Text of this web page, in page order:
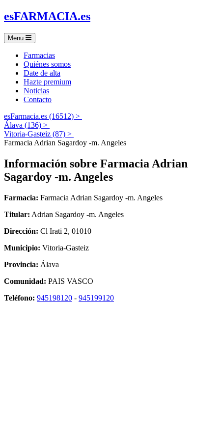
esFARMACIA.es
Menu
Farmacias
Quiénes somos
Date de alta
Hazte premium
Noticias
Contacto
esFarmacia.es (16512) >
Álava (136) >
Vitoria-Gasteiz (87) >
Farmacia Adrian Sagardoy -m. Angeles
Información sobre Farmacia Adrian
Sagardoy -m. Angeles
Farmacia: Farmacia Adrian Sagardoy -m. Angeles
Titular: Adrian Sagardoy -m. Angeles
Dirección: Cl Irati 2, 01010
Municipio: Vitoria-Gasteiz
Provincia: Álava
Comunidad: PAIS VASCO
Teléfono: 945198120 - 945199120